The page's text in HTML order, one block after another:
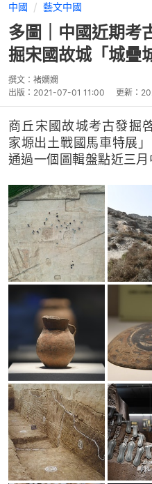
中國 藝文中國
多圖｜中國近期
掘宋國故城「城疊
撰文： 褚嫻嫻
出版： 2021-07-01 11:00 更新：
商丘宋國故城考古發掘
家塬出土戰國馬車特展
通過一個圖輯盤點近三